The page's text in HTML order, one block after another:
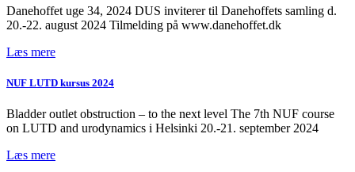
Danehoffet uge 34, 2024 DUS inviterer til Danehoffets samling d.
20.-22. august 2024 Tilmelding på www.danehoffet.dk
Læs mere
NUF LUTD kursus 2024
Bladder outlet obstruction – to the next level The 7th NUF course
on LUTD and urodynamics i Helsinki 20.-21. september 2024
Læs mere